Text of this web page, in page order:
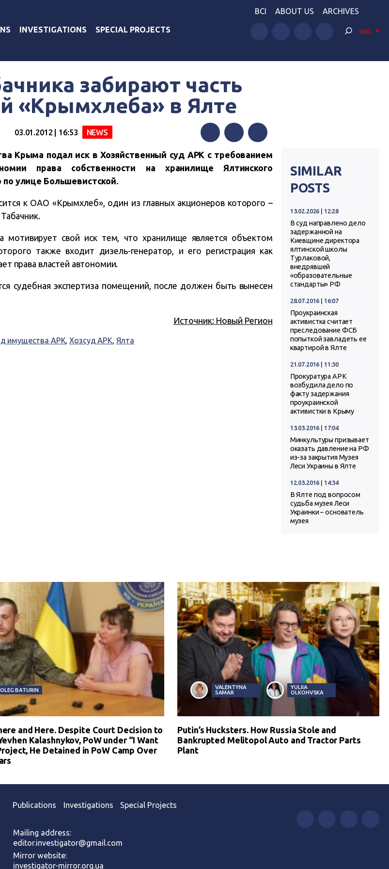
INVESTIGATIONS SPECIAL PROJECTS
BCI ABOUT US ARCHIVES
ENG
забирают часть
«Крымхлеба» в Ялте
03.01.2012 | 16:53 NEWS
FacebookTwitterTelegram
Крыма подал иск в Хозяйственный суд АРК с требованием
права собственности на хранилище Ялтинского
улице Большевистской.
к ОАО «Крымхлеб», один из главных акционеров которого –
мотивирует свой иск тем, что хранилище является объектом
также входит дизель-генератор, и его регистрация как
права властей автономии.
судебная экспертиза помещений, после должен быть вынесен
Источник: Новый Регион
имущества АРК,Хозсуд АРК, Ялта
SIMILAR
POSTS
13.02.2026 | 12:28
В суд направлено дело
задержанной на
Киевщине директора
ялтинской школы
Турлаковой,
внедрявшей
«образовательные
стандарты» РФ
28.07.2016 | 16:07
Проукраинская
активистка считает
преследование ФСБ
попыткой завладеть ее
квартирой в Ялте
21.07.2016 | 11:30
Прокуратура АРК
возбудила дело по
факту задержания
проукраинской
активистки в Крыму
13.03.2016 | 17:04
Минкультуры призывает
оказать давление на РФ
из-за закрытия Музея
Леси Украины в Ялте
12.03.2016 | 14:34
В Ялте под вопросом
судьба музея Леси
Украинки – основатель
музея
OLEG BATURIN
and Here. Despite Court Decision to
Kalashnykov, PoW under “I Want
He Detained in PoW Camp Over
VALENTYNA
SAMAR
YULIIA
OLKOHVSKA
Putin’s Hucksters. How Russia Stole and
Bankrupted Melitopol Auto and Tractor Parts
Plant
Publications Investigations Special Projects
Mailing address:
editor.investigator@gmail.com
Mirror website:
investigator-mirror.org.ua